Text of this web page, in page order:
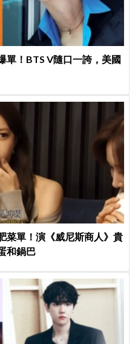
單！BTS V隨口一誇，美國
菜單！演《威尼斯商人》貴
和鍋巴